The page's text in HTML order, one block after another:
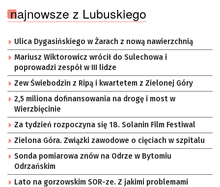
najnowsze z Lubuskiego
Ulica Dygasińskiego w Żarach z nową nawierzchnią
Mariusz Wiktorowicz wrócił do Sulechowa i
poprowadzi zespół w III lidze
Zew Świebodzin z Ripą i kwartetem z Zielonej Góry
2,5 miliona dofinansowania na drogę i most w
Wierzbięcinie
Za tydzień rozpoczyna się 18. Solanin Film Festiwal
Zielona Góra. Związki zawodowe o cięciach w szpitalu
Sonda pomiarowa znów na Odrze w Bytomiu
Odrzańskim
Lato na gorzowskim SOR-ze. Z jakimi problemami